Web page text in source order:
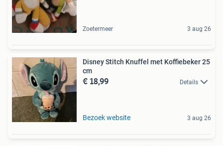
Zoetermeer 3 aug 26
Disney Stitch Knuffel met Koffiebeker 25
cm
€ 18,99 Details
Bezoek website 3 aug 26